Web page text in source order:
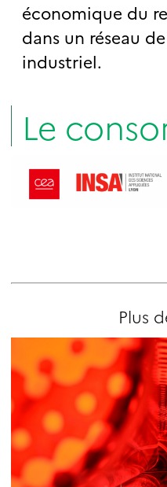
économique du
dans un réseau
industriel.
Le
Plus